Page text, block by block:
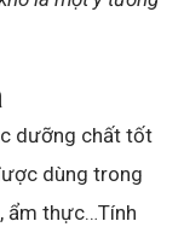
dưỡng chất tốt
dùng trong
ẩm thực…Tính